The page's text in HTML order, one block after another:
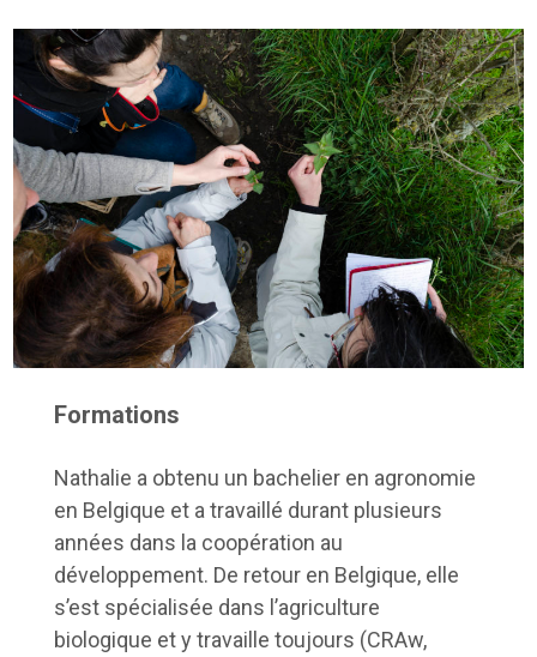
Formations
Nathalie a obtenu un bachelier en agronomie
en Belgique et a travaillé durant plusieurs
années dans la coopération au
développement. De retour en Belgique, elle
s’est spécialisée dans l’agriculture
biologique et y travaille toujours (CRAw,